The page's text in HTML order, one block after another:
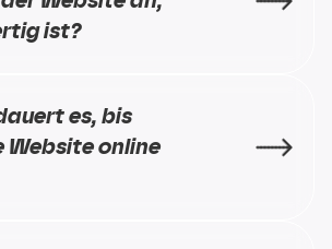
ist?
es, bis
Website online